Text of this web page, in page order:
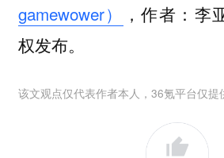
gamewower）
，作者：李
权发布。
该文观点仅代表作者本人，36氪平台仅提